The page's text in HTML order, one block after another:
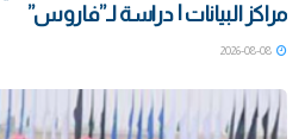
مراكز البيانات | دراسة لـ”فاروس”